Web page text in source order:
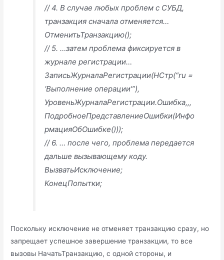
// 4. В случае любых проблем с СУБД,
транзакция сначала отменяется…
ОтменитьТранзакцию();
// 5. …затем проблема фиксируется в
журнале регистрации…
ЗаписьЖурналаРегистрации(НСтр(“ru =
‘Выполнение операции'”),
УровеньЖурналаРегистрации.Ошибка,,,
ПодробноеПредставлениеОшибки(Инфо
рмацияОбОшибке()));
// 6. … после чего, проблема передается
дальше вызывающему коду.
ВызватьИсключение;
КонецПопытки;
Поскольку исключение не отменяет транзакцию сразу, но
запрещает успешное завершение транзакции, то все
вызовы НачатьТранзакцию, с одной стороны, и